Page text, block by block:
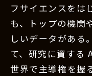
フサイエンスをは
も、トップの機関
しいデータがある
て、研究に資する
世界で主導権を握